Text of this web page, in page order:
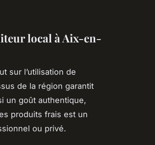
local à Aix-en-
sur l’utilisation de
de la région garantit
un goût authentique,
produits frais est un
ou privé.